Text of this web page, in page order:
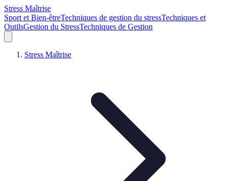
Stress Maîtrise
Sport et Bien-êtreTechniques de gestion du stressTechniques et
OutilsGestion du StressTechniques de Gestion
Stress Maîtrise